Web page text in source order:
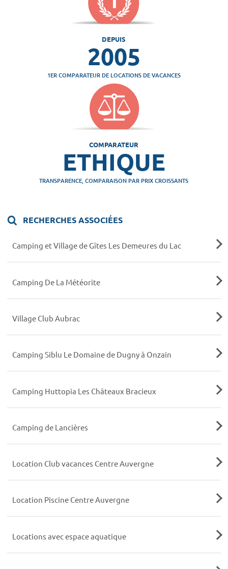
DEPUIS
2005
1ER COMPARATEUR DE LOCATIONS DE VACANCES
COMPARATEUR
ETHIQUE
TRANSPARENCE, COMPARAISON PAR PRIX CROISSANTS
RECHERCHES ASSOCIÉES
Camping et Village de Gîtes Les Demeures du Lac
Camping De La Météorite
Village Club Aubrac
Camping Siblu Le Domaine de Dugny à Onzain
Camping Huttopia Les Châteaux Bracieux
Camping de Lancières
Location Club vacances Centre Auvergne
Location Piscine Centre Auvergne
Locations avec espace aquatique